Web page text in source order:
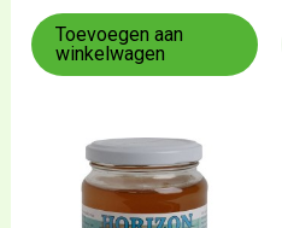
uit
5
Toevoegen aan
winkelwagen